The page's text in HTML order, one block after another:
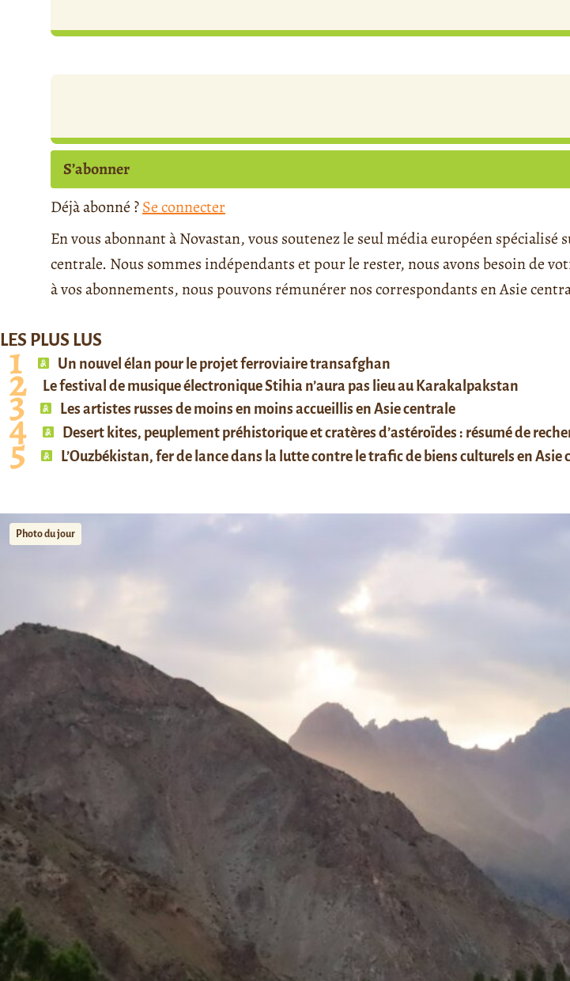
S’abonner
Déjà abonné ?Se connecter
En vous abonnant à Novastan, vous soutenez le seul média européen spécialisé
centrale. Nous sommes indépendants et pour le rester, nous avons besoin de
à vos abonnements, nous pouvons rémunérer nos correspondants en Asie
LES PLUS LUS
Un nouvel élan pour le projet ferroviaire transafghan
Le festival de musique électronique Stihia n’aura pas lieu au Karakalpakstan
Les artistes russes de moins en moins accueillis en Asie centrale
Desert kites, peuplement préhistorique et cratères d’astéroïdes : résumé de
L’Ouzbékistan, fer de lance dans la lutte contre le trafic de biens culturels en Asie
Photo du jour